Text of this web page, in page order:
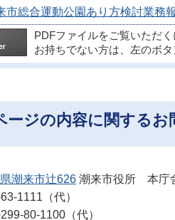
市総合運動公園あり方検討業務
PDFファイルをご覧いただく
お持ちでない方は、左のボ
ージの内容に関するお
潮来市辻626 潮来市役所 本
1111（代）
80-1100（代）